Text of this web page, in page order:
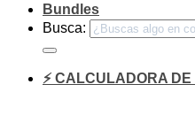
Bundles
Busca:
⚡ CALCULADORA